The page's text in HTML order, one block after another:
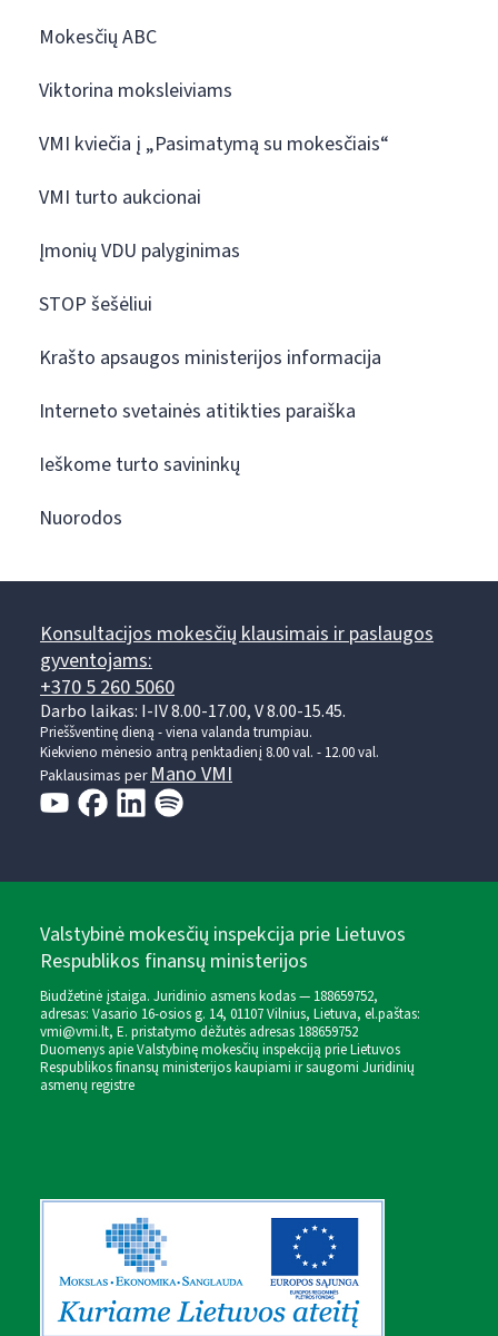
Mokesčių ABC
Viktorina moksleiviams
VMI kviečia į „Pasimatymą su mokesčiais“
VMI turto aukcionai
Įmonių VDU palyginimas
STOP šešėliui
Krašto apsaugos ministerijos informacija
Interneto svetainės atitikties paraiška
Ieškome turto savininkų
Nuorodos
Konsultacijos mokesčių klausimais ir paslaugos
gyventojams:
+370 5 260 5060
Darbo laikas: I-IV 8.00-17.00, V 8.00-15.45.
Prieššventinę dieną - viena valanda trumpiau.
Kiekvieno mėnesio antrą penktadienį 8.00 val. - 12.00 val.
Paklausimas perMano VMI
Valstybinė mokesčių inspekcija prie Lietuvos
Respublikos finansų ministerijos
Biudžetinė įstaiga. Juridinio asmens kodas — 188659752,
adresas: Vasario 16-osios g. 14, 01107 Vilnius, Lietuva, el.paštas:
vmi@vmi.lt, E. pristatymo dėžutės adresas 188659752
Duomenys apie Valstybinę mokesčių inspekciją prie Lietuvos
Respublikos finansų ministerijos kaupiami ir saugomi Juridinių
asmenų registre